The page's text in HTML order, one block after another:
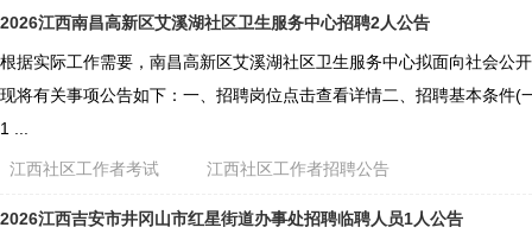
2026江西南昌高新区艾溪湖社区卫生服务中心招聘2人公告
根据实际工作需要，南昌高新区艾溪湖社区卫生服务中心拟面向社会公
现将有关事项公告如下：一、招聘岗位点击查看详情二、招聘基本条件(
1 ...
江西社区工作者考试 江西社区工作者招聘公告
2026江西吉安市井冈山市红星街道办事处招聘临聘人员1人公告